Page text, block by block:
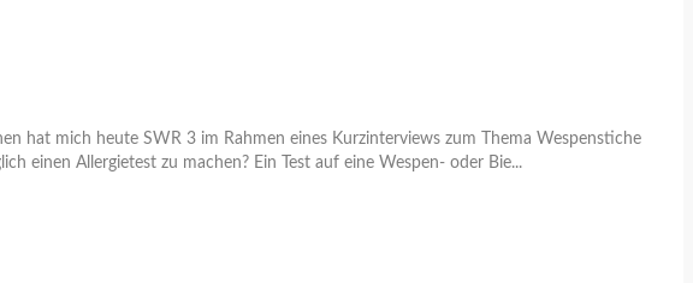
hat mich heute SWR 3 im Rahmen eines Kurzinterviews zum Thema Wespenstiche
einen Allergietest zu machen? Ein Test auf eine Wespen- oder Bie...